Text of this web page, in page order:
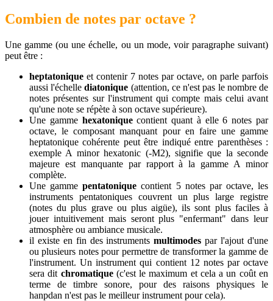
Combien de notes par octave ?
Une gamme (ou une échelle, ou un mode, voir paragraphe suivant)
peut être :
heptatonique et contenir 7 notes par octave, on parle parfois
aussi l'échellediatonique (attention, ce n'est pas le nombre de
notes présentes sur l'instrument qui compte mais celui avant
qu'une note se répète à son octave supérieure).
Une gamme hexatoniquecontient quant à elle 6 notes par
octave, le composant manquant pour en faire une gamme
heptatonique cohérente peut être indiqué entre parenthèses :
exemple A minor hexatonic (-M2), signifie que la seconde
majeure est manquante par rapport à la gamme A minor
complète.
Une gammepentatonique contient 5 notes par octave, les
instruments pentatoniques couvrent un plus large registre
(notes du plus grave ou plus aigüe), ils sont plus faciles à
jouer intuitivement mais seront plus "enfermant" dans leur
atmosphère ou ambiance musicale.
il existe en fin des instrumentsmultimodes par l'ajout d'une
ou plusieurs notes pour permettre de transformer la gamme de
l'instrument. Un instrument qui contient 12 notes par octave
sera dit chromatique(c'est le maximum et cela a un coût en
terme de timbre sonore, pour des raisons physiques le
hanpdan n'est pas le meilleur instrument pour cela).